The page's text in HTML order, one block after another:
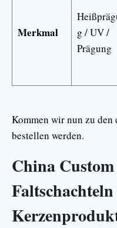
Merkmal
g / UV /
Prägung
Kommen wir nun zu den
bestellen werden.
China